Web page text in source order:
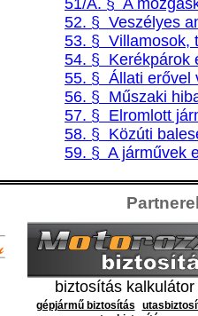
51/A. § A
52. § Veszélyes
53. § Villamosok,
54. § Kerékpárok
55. § Állati erővel
56. § Műszaki
57. § Elromlott
58. § Közúti
59. § A járművek
biztosítás kalkulátor
gépjármű biztosítás